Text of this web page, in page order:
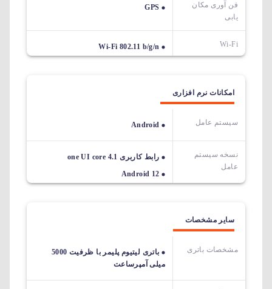
فن آوری مکان
یابی
GPS
Wi-Fi
Wi-Fi 802.11 b/g/n
امکانات نرم افزاری
سیستم عامل Android
نسخه سیستم
عامل
رابط کاربری one UI core 4.1
Android 12
سایر مشخصات
مشخصات باتری
باتری لیتیوم پلیمر با ظرفیت 5000
میلی آمپرساعت